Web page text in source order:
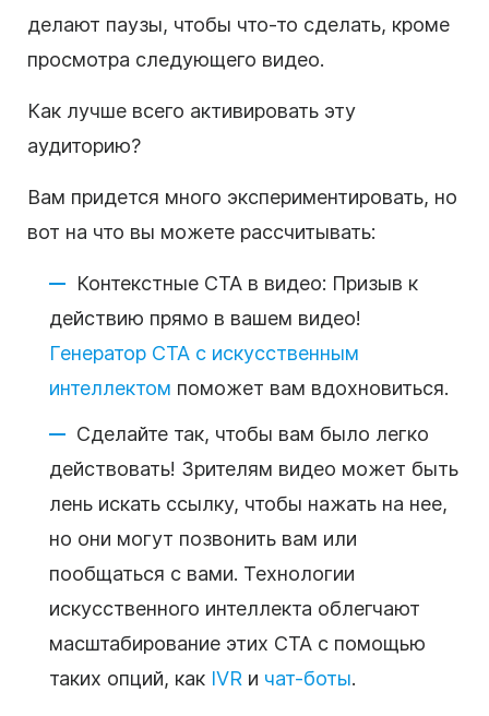
делают паузы, чтобы что-то сделать, кроме
просмотра следующего видео.
Как лучше всего активировать эту
аудиторию?
Вам придется много экспериментировать, но
вот на что вы можете рассчитывать:
Контекстные CTA в видео: Призыв к
действию прямо в вашем видео!
Генератор CTA с искусственным
интеллектом поможет вам вдохновиться.
Сделайте так, чтобы вам было легко
действовать! Зрителям видео может быть
лень искать ссылку, чтобы нажать на нее,
но они могут позвонить вам или
пообщаться с вами. Технологии
искусственного интеллекта облегчают
масштабирование этих CTA с помощью
таких опций, как IVR и чат-боты.